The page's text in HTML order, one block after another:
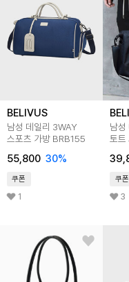
BELIVUS
남성 데일리 3WAY
스포츠 가방 BRB155
55,800 30%
쿠폰
1
남성
토트
쿠폰
3